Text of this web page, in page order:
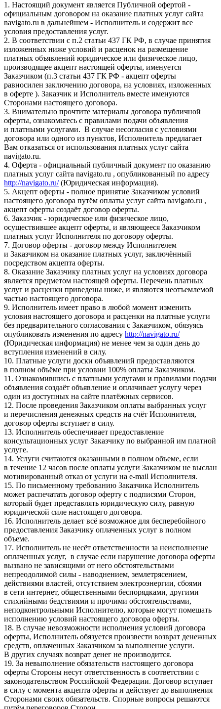
1. Настоящий документ является Публичной офертой -
официальным договором на оказание платных услуг сайта
navigato.ru в дальнейшем - Исполнитель и содержит все
условия предоставления услуг.
2. В соответствии с п.2 статьи 437 ГК РФ, в случае принятия
изложенных ниже условий и расценок на размещение
платных объявлений юридическое или физическое лицо,
производящее акцепт настоящей оферты, именуется
Заказчиком (п.3 статьи 437 ГК РФ - акцепт оферты
равносилен заключению договора, на условиях, изложенных
в оферте ). Заказчик и Исполнитель вместе именуются
Сторонами настоящего договора.
3. Внимательно прочтите материалы договора публичной
оферты, ознакомьтесь с правилами подачи объявления
и платными услугами. В случае несогласия с условиями
договора или одного из пунктов, Исполнитель предлагает
Вам отказаться от использования платных услуг сайта
navigato.ru.
4. Оферта - официальный публичный документ по оказанию
платных услуг сайта navigato.ru , опубликованный по адресу
http://navigato.ru/(Юридическая информация).
5. Акцепт оферты - полное принятие Заказчиком условий
настоящего договора путём оплаты услуг сайта navigato.ru ,
акцепт оферты создаёт договор оферты.
6. Заказчик - юридическое или физическое лицо,
осуществившее акцепт оферты, и являющееся Заказчиком
платных услуг Исполнителя по договору оферты.
7. Договор оферты - договор между Исполнителем
и Заказчиком на оказание платных услуг, заключённый
посредством акцепта оферты.
8. Оказание Заказчику платных услуг на условиях договора
является предметом настоящей оферты. Перечень платных
услуг и расценки приведены ниже, и являются неотъемлемой
частью настоящего договора.
9. Исполнитель имеет право в любой момент изменить
условия настоящего договора и расценки на платные услуги
без предварительного согласования с Заказчиком, обязуясь
опубликовать изменения по адресу http://navigato.ru/
(Юридическая информация) не менее чем за один день до
вступления изменений в силу.
10. Платные услуги доски объявлений предоставляются
в полном объёме при условии 100% оплаты Заказчиком.
11. Ознакомившись с платными услугами и правилами подачи
объявления создаёт объявление и оплачивает услугу через
один из доступных на сайте платёжных сервисов.
12. После проведения Заказчиком оплаты выбранных услуг
и перечисления денежных средств на счёт Исполнителя,
договор оферты вступает в силу.
13. Исполнитель обеспечивает предоставление
консультационных услуг Заказчику по выбранной им платной
услуге.
14. Услуги считаются оказанными в полном объеме, если
в течение 12 часов после оплаты услуги Заказчиком не выслан
мотивированный отказ от услуги на e-mail Исполнителя.
15. По письменному требованию Заказчика Исполнитель
может распечатать договор оферту с подписями Сторон,
который будет представлять юридическую силу, равную
юридической силе настоящего договора.
16. Исполнитель делает всё возможное для бесперебойного
предоставления Заказчику оплаченных услуг в полном
объеме.
17. Исполнитель не несёт ответственности за неисполнение
оплаченных услуг, в случае если нарушение договора оферты
вызвано не зависящими от него обстоятельствами
непреодолимой силы - наводнением, землетрясением,
действиями властей, отсутствием электроэнергии, сбоями
в сети интернет, общественными беспорядками, другими
стихийными бедствиями и прочими обстоятельствами,
неподконтрольными Исполнителю, которые могут помешать
исполнению условий настоящего договора оферты.
18. В случае невозможности исполнения условий договора
оферты, Исполнитель обязуется произвести возврат денежных
средств, оплаченных Заказчиком за выполнение услуги.
В других случаях возврат денег не производится.
19. За невыполнение обязательств настоящего договора
оферты Стороны несут ответственность в соответствии с
законодательством Российской Федерации. Договор вступает
в силу с момента акцепта оферты и действует до выполнения
Сторонами своих обязательств. Спорные вопросы решаются